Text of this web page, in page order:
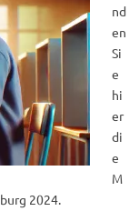
nd
en
Si
e
hi
er
di
e
M
2024.